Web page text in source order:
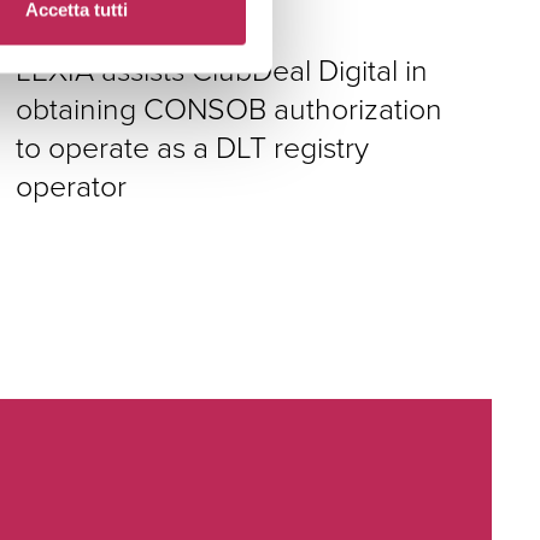
Accetta tutti
LEXIA assists ClubDeal Digital in
obtaining CONSOB authorization
to operate as a DLT registry
operator